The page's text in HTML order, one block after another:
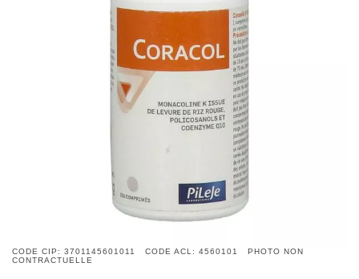
CODE CIP: 3701145601011 CODE ACL: 4560101 PHOTO NON
CONTRACTUELLE